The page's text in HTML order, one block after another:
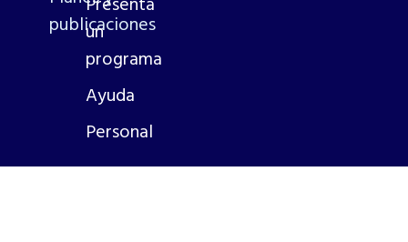
publicaciones
un
programa
Ayuda
Personal